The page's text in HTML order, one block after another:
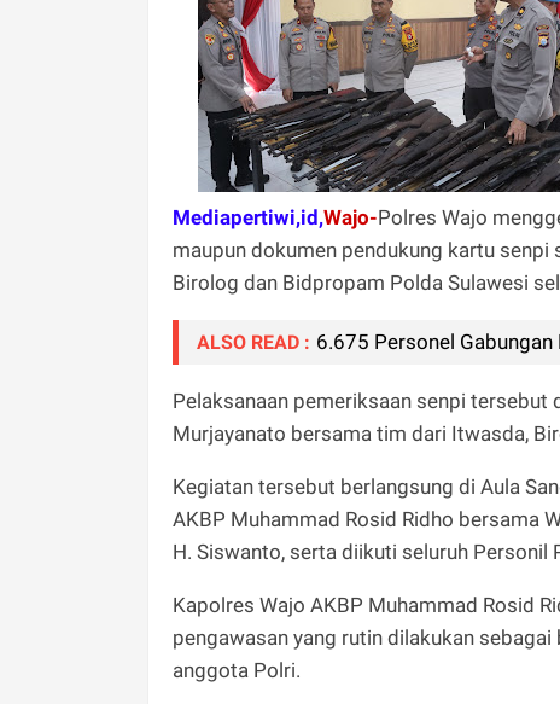
Mediapertiwi,id,Wajo-Polres Wajo
maupun dokumen pendukung kartu
Birolog dan Bidpropam Polda Sulawesi
ALSO READ : 6.675 Personel
Pelaksanaan pemeriksaan senpi tersebut
Murjayanato bersama tim dari Itwasda,
Kegiatan tersebut berlangsung di Aula
AKBP Muhammad Rosid Ridho bersama
H. Siswanto, serta diikuti seluruh
Kapolres Wajo AKBP Muhammad Rosid
pengawasan yang rutin dilakukan
anggota Polri.